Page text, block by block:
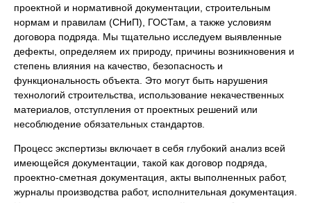
проектной и нормативной документации, строительным
нормам и правилам (СНиП), ГОСТам, а также условиям
договора подряда. Мы тщательно исследуем выявленные
дефекты, определяем их природу, причины возникновения и
степень влияния на качество, безопасность и
функциональность объекта. Это могут быть нарушения
технологий строительства, использование некачественных
материалов, отступления от проектных решений или
несоблюдение обязательных стандартов.
Процесс экспертизы включает в себя глубокий анализ всей
имеющейся документации, такой как договор подряда,
проектно-сметная документация, акты выполненных работ,
журналы производства работ, исполнительная документация.